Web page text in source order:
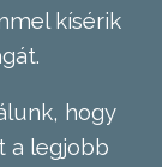
kísérik
hogy
a legjobb